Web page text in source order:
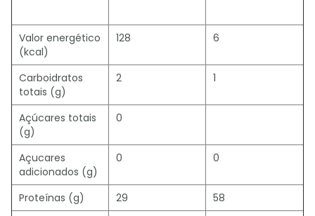
Valor energético
(kcal)
128 6
Carboidratos
totais (g)
2 1
Açúcares totais
(g)
0
Açucares
adicionados (g)
0 0
Proteínas (g) 29
58